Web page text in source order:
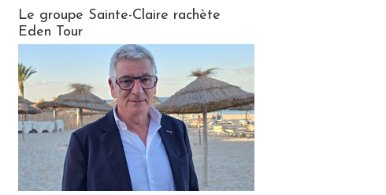
Le groupe Sainte-Claire rachète
Eden Tour